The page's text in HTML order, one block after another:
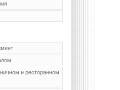
и ресторанном